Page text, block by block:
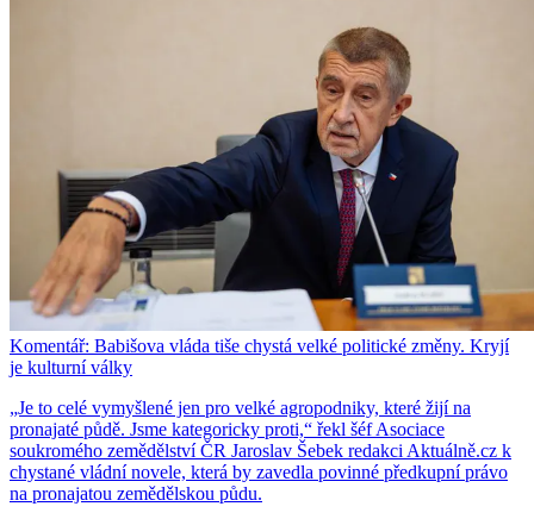
Komentář: Babišova vláda tiše chystá velké politické změny. Kryjí
je kulturní války
„Je to celé vymyšlené jen pro velké agropodniky, které žijí na
pronajaté půdě. Jsme kategoricky proti,“ řekl šéf Asociace
soukromého zemědělství ČR Jaroslav Šebek redakci Aktuálně.cz k
chystané vládní novele, která by zavedla povinné předkupní právo
na pronajatou zemědělskou půdu.